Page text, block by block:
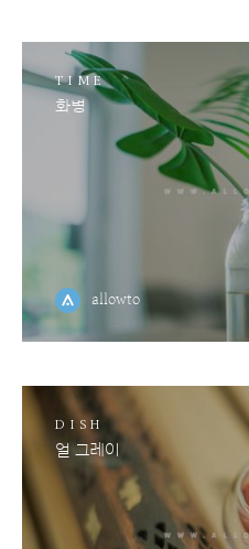
TIME
화병
allowto
DISH
얼 그레이